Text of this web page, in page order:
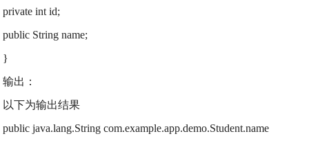
private int id;
public String name;
}
输出：
以下为输出结果
public java.lang.String com.example.app.demo.Student.name